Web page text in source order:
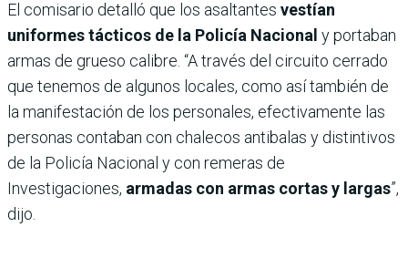
El comisario detalló que los asaltantes vestían
uniformes tácticos de la Policía Nacional y portaban
armas de grueso calibre. “A través del circuito cerrado
que tenemos de algunos locales, como así también de
la manifestación de los personales, efectivamente las
personas contaban con chalecos antibalas y distintivos
de la Policía Nacional y con remeras de
Investigaciones, armadas con armas cortas y largas”,
dijo.